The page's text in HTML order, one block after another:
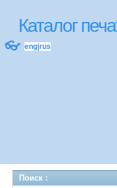
Каталог
👓 eng rus
Поиск :